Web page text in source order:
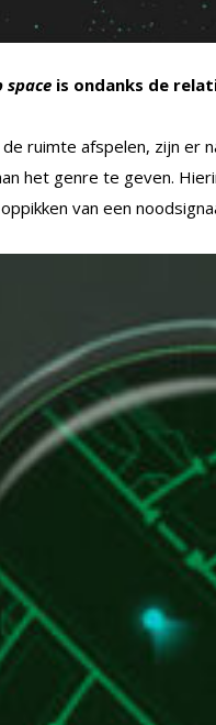
space is ondanks de
ruimte afspelen, zijn er
het genre te geven.
van een